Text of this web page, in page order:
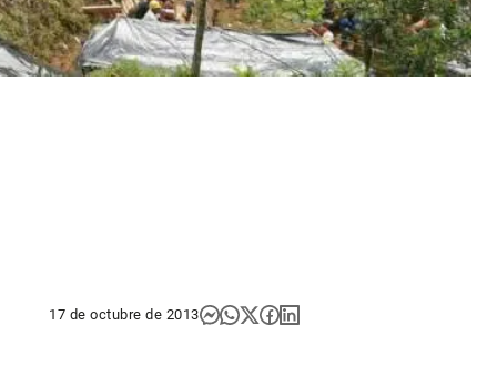
17 de octubre de 2013